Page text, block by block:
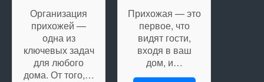
Организация
прихожей —
одна из
ключевых задач
для любого
дома. От того,…
Прихожая — это
первое, что
видят гости,
входя в ваш
дом, и…